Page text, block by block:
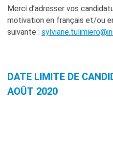
Merci d’adresser vos
motivation en français et/ou
suivante :
DATE LIMITE DE
AOÛT 2020